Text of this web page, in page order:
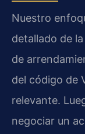
Nuestro
detallado de
de
del código de
relevante.
negociar un